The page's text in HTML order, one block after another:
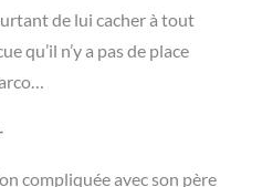
de lui cacher à tout
qu’il n’y a pas de place
compliquée avec son père